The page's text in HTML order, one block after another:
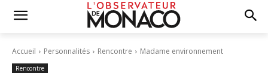
Accueil Personnalités Rencontre Madame environnement
Rencontre